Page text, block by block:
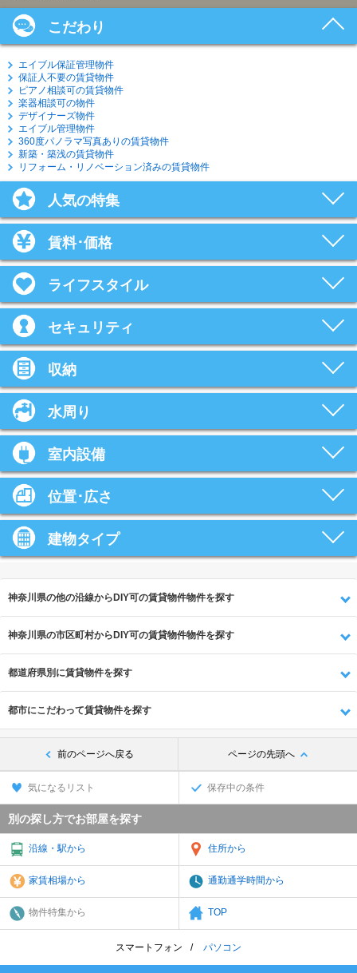
こだわり
エイブル保証管理物件
保証人不要の賃貸物件
ピアノ相談可の賃貸物件
楽器相談可の物件
デザイナーズ物件
エイブル管理物件
360度パノラマ写真ありの賃貸物件
新築・築浅の賃貸物件
リフォーム・リノベーション済みの賃貸物件
人気の特集
賃料･価格
ライフスタイル
セキュリティ
収納
水周り
室内設備
位置･広さ
建物タイプ
神奈川県の他の沿線からDIY可の賃貸物件物件を探す
神奈川県の市区町村からDIY可の賃貸物件物件を探す
都道府県別に賃貸物件を探す
都市にこだわって賃貸物件を探す
前のページへ戻る ページの先頭へ
気になるリスト 保存中の条件
別の探し方でお部屋を探す
沿線・駅から 住所から
家賃相場から 通勤通学時間から
物件特集から TOP
スマートフォン パソコン